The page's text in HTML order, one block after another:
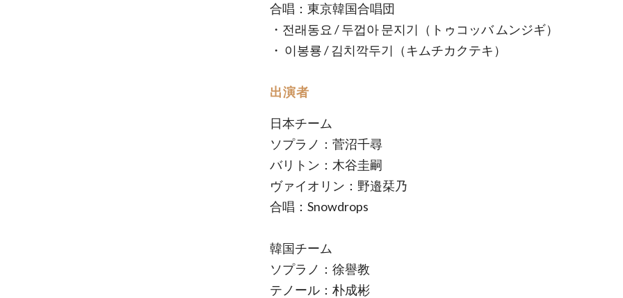
合唱：東京韓国合唱団
・전래동요 / 두껍아 문지기（トゥコッバ ムンジギ）
・ 이봉룡 / 김치깍두기（キムチカクテキ）
出演者
日本チーム
ソプラノ：菅沼千尋
バリトン：木谷圭嗣
ヴァイオリン：野邉栞乃
合唱：Snowdrops
韓国チーム
ソプラノ：徐譽教
テノール：朴成彬